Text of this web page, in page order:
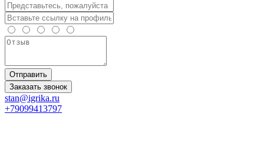
Отправить
Заказать звонок
stan@igrika.ru
+79099413797